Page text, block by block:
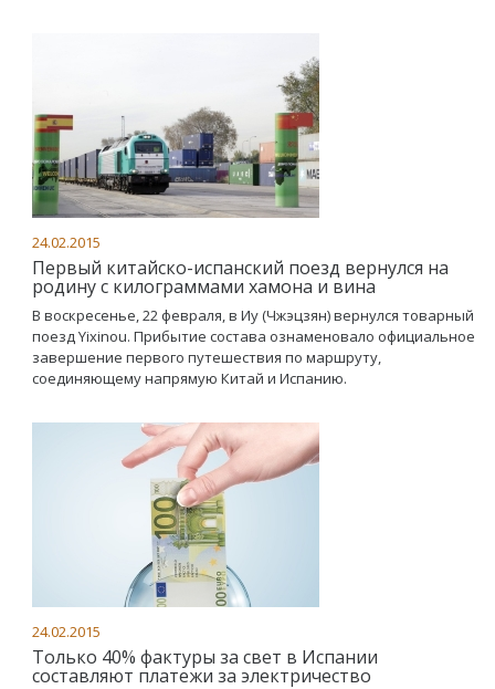
24.02.2015
Первый китайско-испанский поезд вернулся на
родину с килограммами хамона и вина
В воскресенье, 22 февраля, в Иу (Чжэцзян) вернулся товарный
поезд Yixinou. Прибытие состава ознаменовало официальное
завершение первого путешествия по маршруту,
соединяющему напрямую Китай и Испанию.
24.02.2015
Только 40% фактуры за свет в Испании
составляют платежи за электричество